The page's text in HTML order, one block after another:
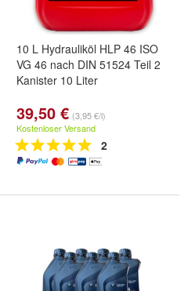
10 L Hydrauliköl HLP 46 ISO
VG 46 nach DIN 51524 Teil 2
Kanister 10 Liter
39,50 € (3,95 €/l)
Kostenloser Versand
2